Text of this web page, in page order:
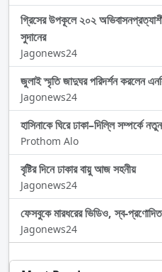
গ্রিসের উপকূলে ২০২
সুদানের
Jagonews24
জুলাই স্মৃতি জাদুঘর পরিদর্শন করলেন
Jagonews24
হাসিনাকে ঘিরে ঢাকা–দিল্লি সম্পর্কে
Prothom Alo
বৃষ্টির দিনে ঢাকার বায়ু আজ সহনীয়
Jagonews24
ফেসবুকে মারধরের ভিডিও, স্ব-
Jagonews24